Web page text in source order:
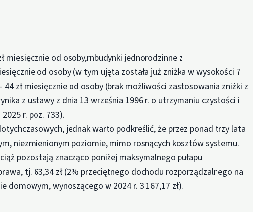
miesięcznie od osoby,rnbudynki jednorodzinne z
od osoby (w tym ujęta została już zniżka w wysokości 7
44 zł miesięcznie od osoby (brak możliwości zastosowania zniżki z
z ustawy z dnia 13 września 1996 r. o utrzymaniu czystości i
r. poz. 733).
jednak warto podkreślić, że przez ponad trzy lata
niezmienionym poziomie, mimo rosnących kosztów systemu.
pozostają znacząco poniżej maksymalnego pułapu
tj. 63,34 zł (2% przeciętnego dochodu rozporządzalnego na
domowym, wynoszącego w 2024 r. 3 167,17 zł).